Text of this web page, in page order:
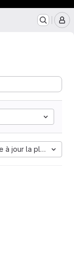
à jour la plus